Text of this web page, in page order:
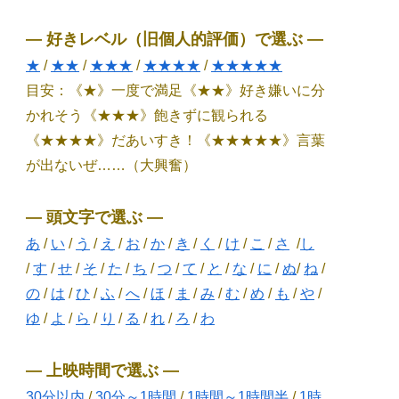
― 好きレベル（旧個人的評価）で選ぶ ―
★ / ★★ / ★★★ / ★★★★ / ★★★★★
目安：《★》一度で満足《★★》好き嫌いに分
かれそう《★★★》飽きずに観られる
《★★★★》だあいすき！《★★★★★》言葉
が出ないぜ……（大興奮）
― 頭文字で選ぶ ―
あ / い / う / え / お /か / き / く / け / こ / さ /し
/す /せ / そ / た / ち /つ /て / と / な / に /ぬ/ ね /
の / は /ひ /ふ /へ / ほ / ま /み /む /め / も /や /
ゆ / よ / ら / り / る / れ / ろ / わ
― 上映時間で選ぶ ―